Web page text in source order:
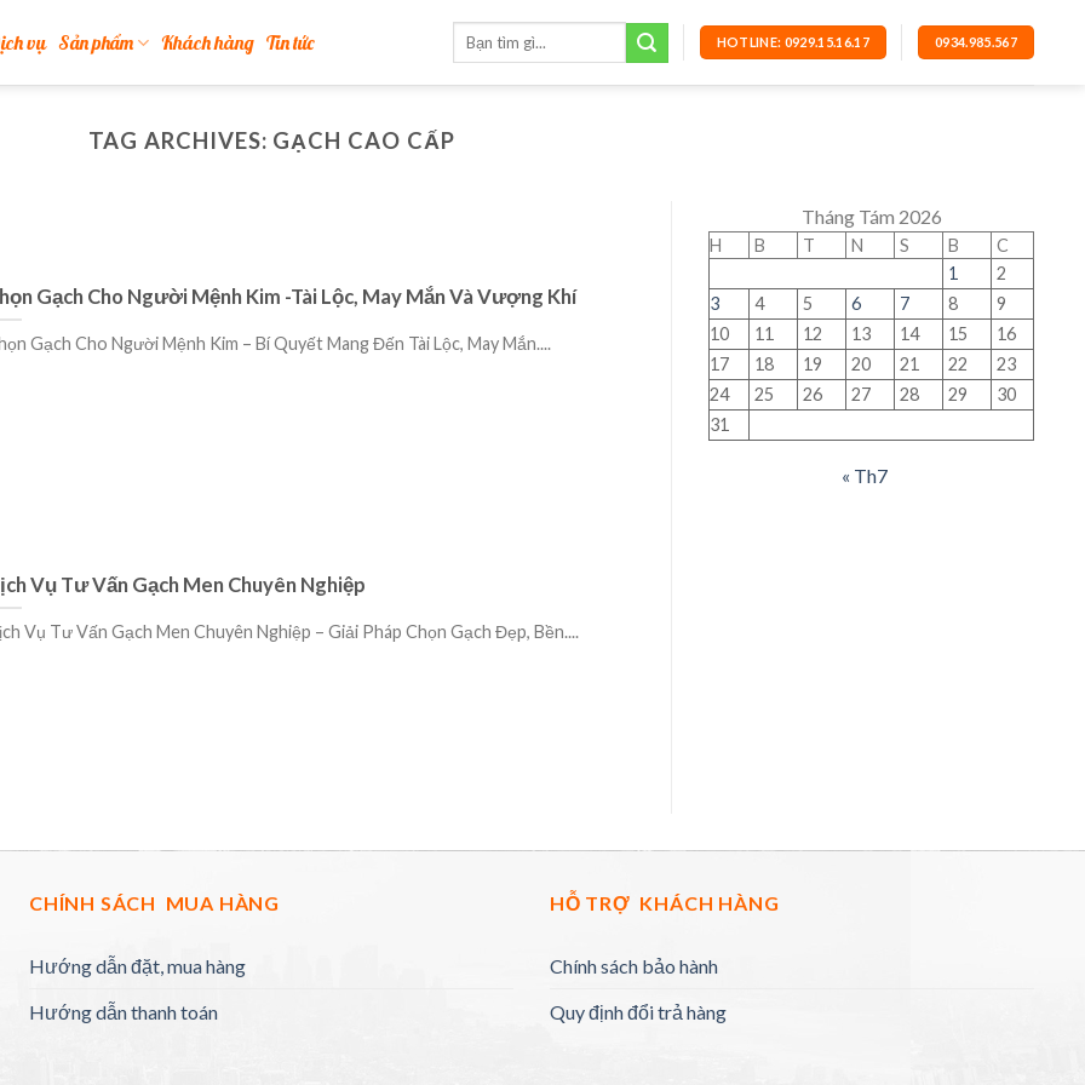
vụ Sản phẩm Khách hàng Tin tức HOTLINE: 0929.15.16.17 0934.985.567
TAG ARCHIVES: GẠCH CAO CẤP
Gạch Cho Người Mệnh Kim -Tài Lộc, May Mắn Và Vượng Khí
Gạch Cho Người Mệnh Kim – Bí Quyết Mang Đến Tài Lộc, May Mắn....
Vụ Tư Vấn Gạch Men Chuyên Nghiệp
Vụ Tư Vấn Gạch Men Chuyên Nghiệp – Giải Pháp Chọn Gạch Đẹp, Bền....
Tháng Tám 2026
H B T N S B
C
1
2
3
4 5 6 7 8
9
10
11 12 13 14 15
16
17
18 19 20 21 22
23
24
25 26 27 28 29
30
31
« Th7
CHÍNH SÁCH MUA HÀNG
Hướng dẫn đặt, mua hàng
Hướng dẫn thanh toán
HỖ TRỢ KHÁCH HÀNG
Chính sách bảo hành
Quy định đổi trả hàng